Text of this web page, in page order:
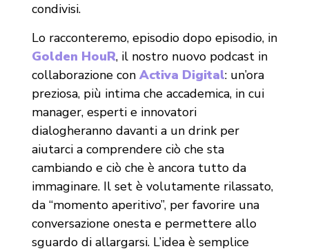
condivisi.
Lo racconteremo, episodio dopo episodio, in
Golden HouR, il nostro nuovo podcast in
collaborazione con Activa Digital: un’ora
preziosa, più intima che accademica, in cui
manager, esperti e innovatori
dialogheranno davanti a un drink per
aiutarci a comprendere ciò che sta
cambiando e ciò che è ancora tutto da
immaginare. Il set è volutamente rilassato,
da “momento aperitivo”, per favorire una
conversazione onesta e permettere allo
sguardo di allargarsi. L’idea è semplice